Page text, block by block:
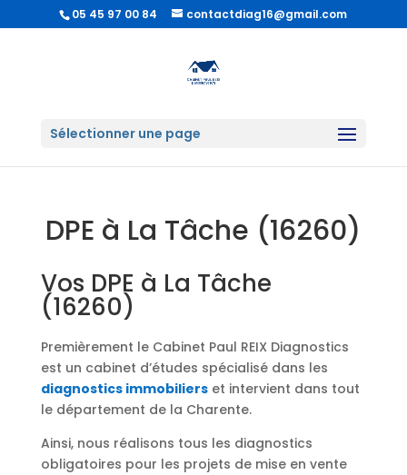
05 45 97 00 84 contactdiag16@gmail.com
Sélectionner une page
DPE à La Tâche (16260)
Vos DPE à La Tâche
(16260)
Premièrement le Cabinet Paul REIX Diagnostics
est un cabinet d’études spécialisé dans les
diagnostics immobilierset intervient dans tout
le département de la Charente.
Ainsi, nous réalisons tous les diagnostics
obligatoires pour les projets de mise en vente